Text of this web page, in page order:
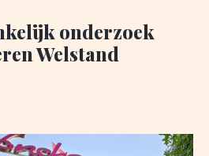
onderzoek
Welstand